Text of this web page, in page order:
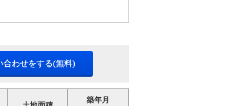
合わせをする(無料)
築年月